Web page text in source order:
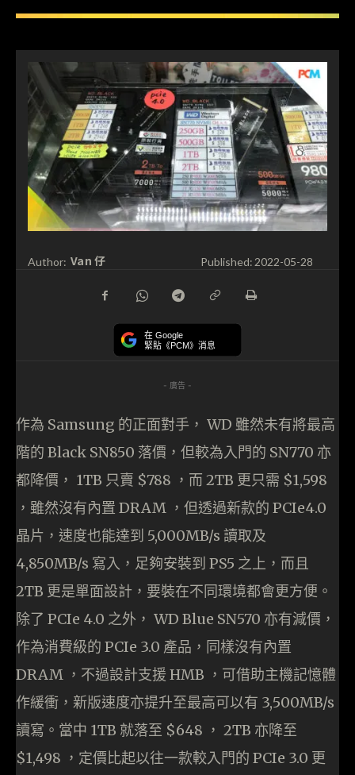
Author: Van 仔 Published: 2022-05-28
在 Google
緊貼《PCM》消息
- 廣告 -
作為 Samsung 的正面對手， WD 雖然未有將最高
階的 Black SN850 落價，但較為入門的 SN770 亦
都降價， 1TB 只賣 $788 ，而 2TB 更只需 $1,598
，雖然沒有內置 DRAM ，但透過新款的 PCIe4.0
晶片，速度也能達到 5,000MB/s 讀取及
4,850MB/s 寫入，足夠安裝到 PS5 之上，而且
2TB 更是單面設計，要裝在不同環境都會更方便。
除了 PCIe 4.0 之外， WD Blue SN570 亦有減價，
作為消費級的 PCIe 3.0 產品，同樣沒有內置
DRAM ，不過設計支援 HMB ，可借助主機記憶體
作緩衝，新版速度亦提升至最高可以有 3,500MB/s
讀寫。當中 1TB 就落至 $648 ， 2TB 亦降至
$1,498 ，定價比起以往一款較入門的 PCIe 3.0 更